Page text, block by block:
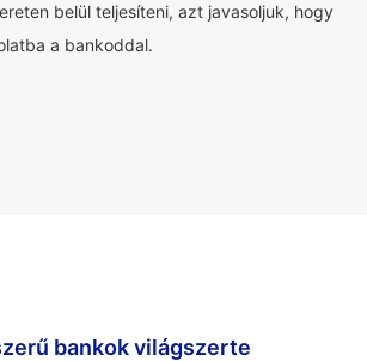
belül teljesíteni, azt javasoljuk, hogy
a bankoddal.
bankok világszerte